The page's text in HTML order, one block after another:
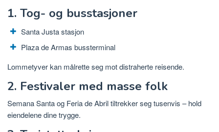
1. Tog- og busstasjoner
Santa Justa stasjon
Plaza de Armas bussterminal
Lommetyver kan målrette seg mot distraherte reisende.
2. Festivaler med masse folk
Semana Santa og Feria de Abril tiltrekker seg tusenvis – hold
eiendelene dine trygge.